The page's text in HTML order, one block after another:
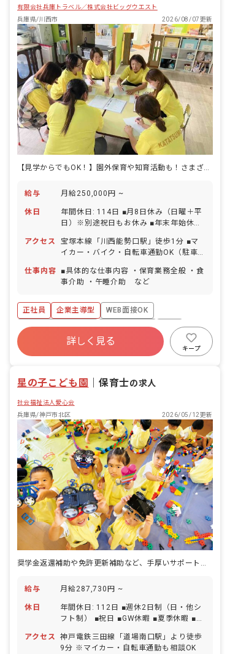
有限会社兵庫トラベル／株式会社ビッグウエスト
兵庫県/川西市
2026/08/07更新
【見学からでもOK！】園外保育や知育活動も！さまざまな活動の中で子どもたちの成長が見える！
給与 月給250,000円 ~
休日
年間休日: 114日 ■月8日休み（日曜＋平
日）※別途祝日もお休み ■年末年始休暇
後・育児休暇（取得・復帰実績あり） ■
介護・看護休暇 ■慶弔休暇 ※2月は祝日
を含む月8日休み ■基準より多めに職員
を配置しているためシフト相談がしやす
とんどです！ ■近くに系列園があるの
で、急なお休みの際などは園同士でシフ
アクセス
宝塚本線「川西能勢口駅」徒歩1分 ■マ
イカー・バイク・自転車通勤OK（駐車
仕事内容
■具体的な仕事内容 ・保育業務全般 ・食
事介助 ・午睡介助 など
正社員 企業主導型
WEB面接OK
ボーナス・賞与あり
社会保険完備
有給
福利厚生充実
退職金制度
昇給昇進あり
詳しく見る
キープ
星の子こども園 ｜保育士の求人
社会福祉法人愛心会
兵庫県/神戸市北区
2026/05/12更新
奨学金返還補助や免許更新補助など、手厚いサポートが整った園です！
給与 月給287,730円 ~
休日
年間休日: 112日 ■週休2日制（日・他シ
フト制） ■祝日 ■GW休暇 ■夏季休暇 ■年
産休育休休暇 ■介護休暇 ■看護休暇
アクセス
神戸電鉄三田線「道場南口駅」より徒歩
9分 ※マイカー・自転車通勤も相談OK